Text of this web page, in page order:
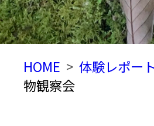
HOME 体験レポート
物観察会